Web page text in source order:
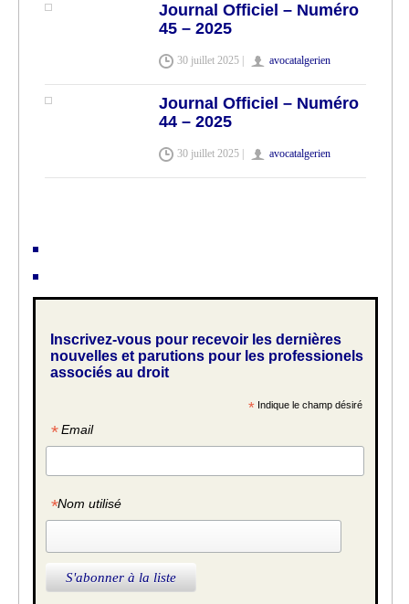
Journal Officiel – Numéro
45 – 2025
30 juillet 2025 | avocatalgerien
Journal Officiel – Numéro
44 – 2025
30 juillet 2025 | avocatalgerien
Inscrivez-vous pour recevoir les dernières
nouvelles et parutions pour les professionels
associés au droit
*Indique le champ désiré
*Email
*Nom utilisé